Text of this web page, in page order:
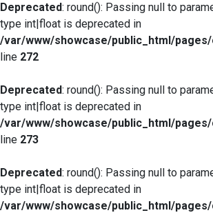
Deprecated: round(): Passing null to
type int|float is deprecated in
/var/www/showcase/public_html/
line 272
Deprecated: round(): Passing null to
type int|float is deprecated in
/var/www/showcase/public_html/
line 273
Deprecated: round(): Passing null to
type int|float is deprecated in
/var/www/showcase/public_html/